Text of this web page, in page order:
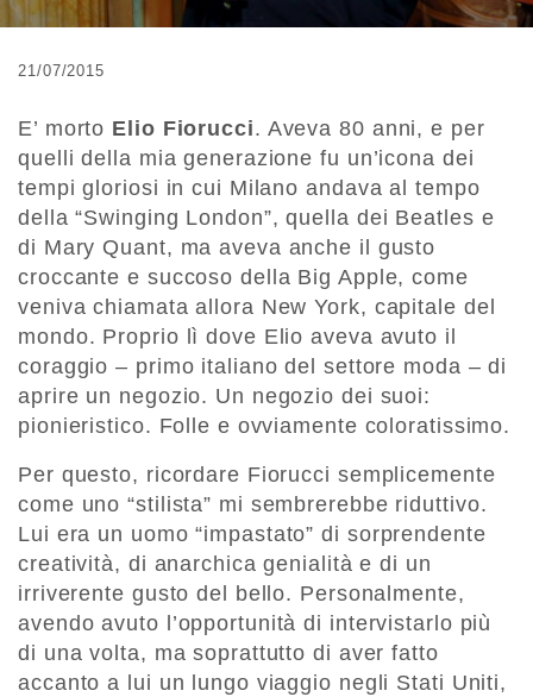
21/07/2015
E’ morto Elio Fiorucci. Aveva 80 anni, e per
quelli della mia generazione fu un’icona dei
tempi gloriosi in cui Milano andava al tempo
della “Swinging London”, quella dei Beatles e
di Mary Quant, ma aveva anche il gusto
croccante e succoso della Big Apple, come
veniva chiamata allora New York, capitale del
mondo. Proprio lì dove Elio aveva avuto il
coraggio – primo italiano del settore moda – di
aprire un negozio. Un negozio dei suoi:
pionieristico. Folle e ovviamente coloratissimo.
Per questo, ricordare Fiorucci semplicemente
come uno “stilista” mi sembrerebbe riduttivo.
Lui era un uomo “impastato” di sorprendente
creatività, di anarchica genialità e di un
irriverente gusto del bello. Personalmente,
avendo avuto l’opportunità di intervistarlo più
di una volta, ma soprattutto di aver fatto
accanto a lui un lungo viaggio negli Stati Uniti,